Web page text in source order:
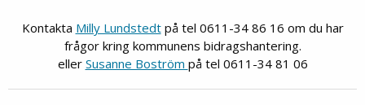
Kontakta Milly Lundstedtpå tel 0611-34 86 16 om du har
frågor kring kommunens bidragshantering.
eller Susanne Boström på tel 0611-34 81 06